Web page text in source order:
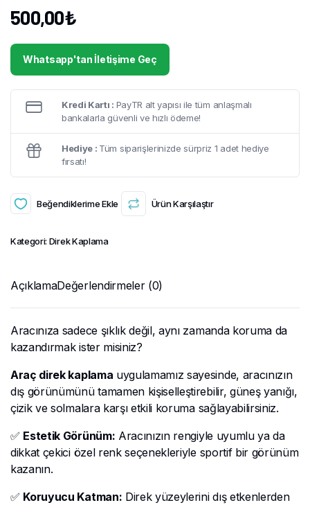
500,00₺
Whatsapp'tan İletişime Geç
Kredi Kartı : PayTR alt yapısı ile tüm anlaşmalı
bankalarla güvenli ve hızlı ödeme!
Hediye : Tüm siparişlerinizde sürpriz 1 adet hediye
fırsatı!
Beğendiklerime Ekle Ürün Karşılaştır
Kategori: Direk Kaplama
AçıklamaDeğerlendirmeler (0)
Aracınıza sadece şıklık değil, aynı zamanda koruma da
kazandırmak ister misiniz?
Araç direk kaplama uygulamamız sayesinde, aracınızın
dış görünümünü tamamen kişiselleştirebilir, güneş yanığı,
çizik ve solmalara karşı etkili koruma sağlayabilirsiniz.
✅ Estetik Görünüm: Aracınızın rengiyle uyumlu ya da
dikkat çekici özel renk seçenekleriyle sportif bir görünüm
kazanın.
✅ Koruyucu Katman: Direk yüzeylerini dış etkenlerden